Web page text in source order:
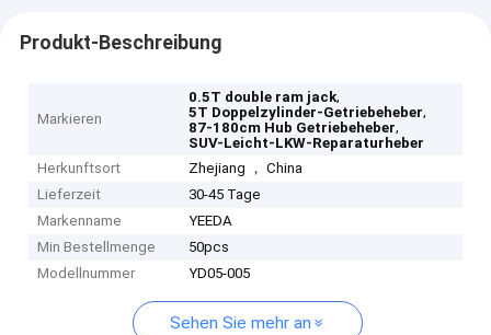
Produkt-Beschreibung
Markieren
0.5T double ram jack,
5T Doppelzylinder-Getriebeheber,
87-180cm Hub Getriebeheber,
SUV-Leicht-LKW-Reparaturheber
Herkunftsort
Zhejiang ， China
Lieferzeit
30-45 Tage
Markenname
YEEDA
Min Bestellmenge
50pcs
Modellnummer
YD05-005
Sehen Sie mehr an